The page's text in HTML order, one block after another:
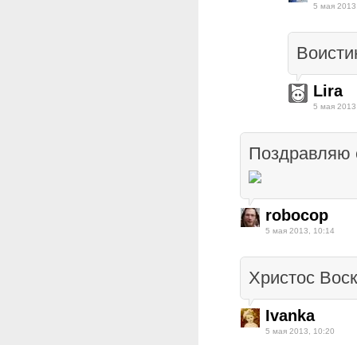
5 мая
Lira
5 мая
Поздравляю
robocop
5 мая 2013, 10:14
Христос
Ivanka
5 мая 2013, 10:20